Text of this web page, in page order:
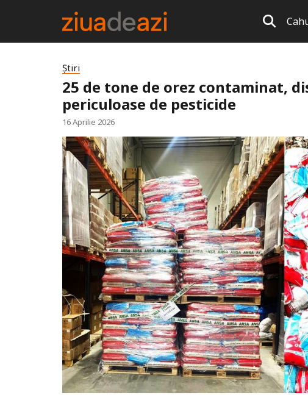
Știri
25 de tone de orez contaminat,
periculoase de pesticide
16 Aprilie 2026